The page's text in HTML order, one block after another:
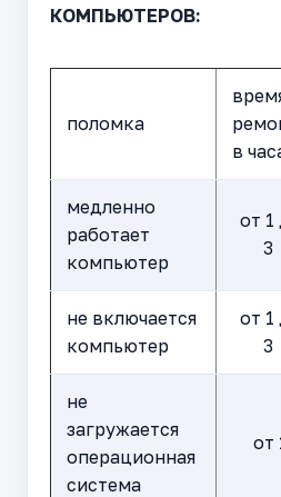
КОМПЬЮТЕРОВ:
поломка
в
медленно
работает
компьютер
от 1
3
не включается
компьютер
от 1
3
не
загружается
операционная
система
от